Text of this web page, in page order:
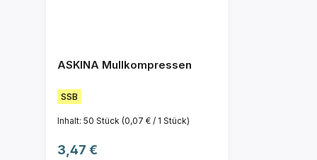
ASKINA Mullkompressen
SSB
Inhalt: 50 Stück (0,07 € / 1 Stück)
Regulärer Preis:
3,47 €